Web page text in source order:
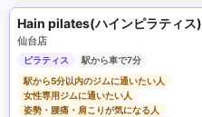
Hain pilates(ハインピラティス)
仙台店
ピラティス
駅から車で7分
駅から5分以内のジムに通いたい人
女性専用ジムに通いたい人
姿勢・腰痛・肩こりが気になる人